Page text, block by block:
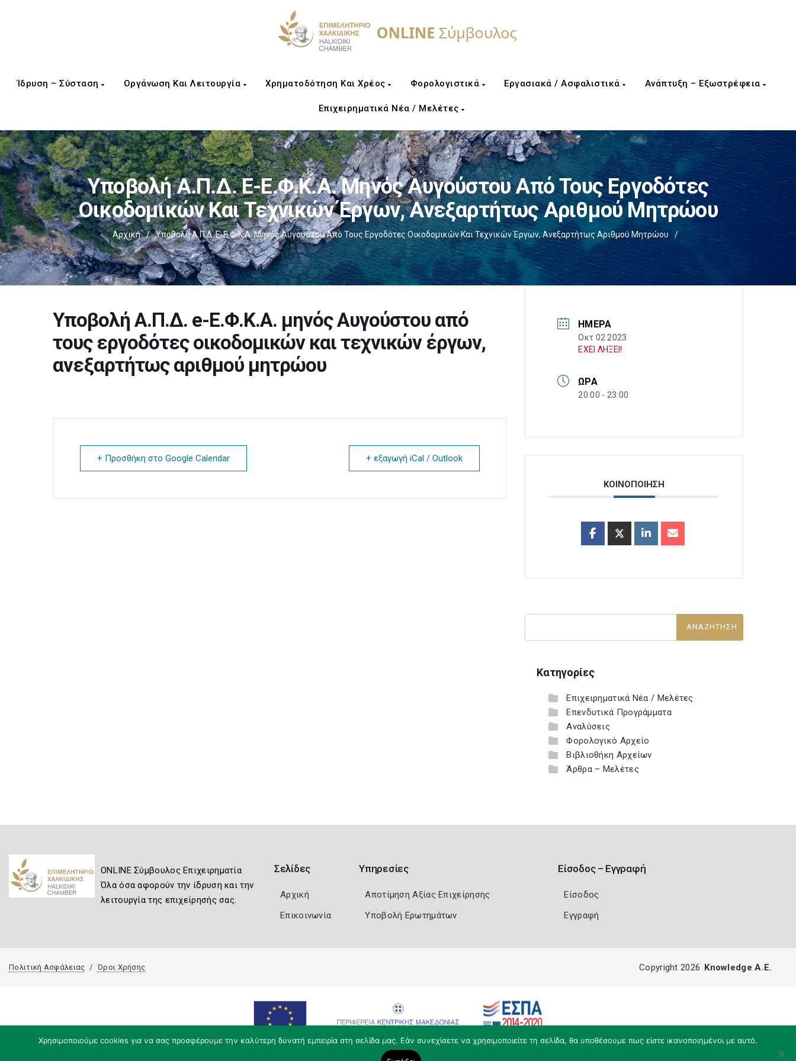
Ίδρυση – Σύσταση Οργάνωση Και Λειτουργία Χρηματοδότηση Και Χρέος Φορολογιστικά Εργασιακά / Ασφαλιστικά Ανάπτυξη – Εξωστρέφεια
Επιχειρηματικά Νέα / Μελέτες
Υποβολή Α.Π.Δ. E-Ε.Φ.Κ.Α. Μηνός Αυγούστου Από Τους Εργοδότες
Οικοδομικών Και Τεχνικών Έργων, Ανεξαρτήτως Αριθμού Μητρώου
Αρχική / Υποβολή Α.Π.Δ. E-Ε.Φ.Κ.Α. Μηνός Αυγούστου Από Τους Εργοδότες Οικοδομικών Και Τεχνικών Έργων, Ανεξαρτήτως Αριθμού Μητρώου /
Υποβολή Α.Π.Δ. e-Ε.Φ.Κ.Α. μηνός Αυγούστου από
τους εργοδότες οικοδομικών και τεχνικών έργων,
ανεξαρτήτως αριθμού μητρώου
+ Προσθήκη στο Google Calendar + εξαγωγή iCal / Outlook
ΗΜΈΡΑ
Οκτ 02 2023
ΕΧΕΙ ΛΗΞΕΙ!
ΏΡΑ
20:00 - 23:00
ΚΟΙΝΟΠΟΙΗΣΗ
Κατηγορίες
Επιχειρηματικά Νέα / Μελέτες
Επενδυτικά Προγράμματα
Αναλύσεις
Φορολογικό Αρχείο
Βιβλιοθήκη Αρχείων
Άρθρα – Μελέτες
ONLINE Σύμβουλος Επιχειρηματία
Όλα όσα αφορούν την ίδρυση και την
λειτουργία της επιχείρησής σας.
Σελίδες
Αρχική
Επικοινωνία
Υπηρεσίες
Αποτίμηση Αξίας Επιχείρησης
Υποβολή Ερωτημάτων
Είσοδος – Εγγραφή
Είσοδος
Εγγραφή
Πολιτική Ασφάλειας Όροι Χρήσης
Χρησιμοποιούμε cookies για να σας προσφέρουμε την καλύτερη δυνατή εμπειρία στη σελίδα μας. Εάν συνεχίσετε να χρησιμοποιείτε τη σελίδα, θα υποθέσουμε πως είστε ικανοποιημένοι με αυτό.
Copyright 2026 Knowledge A.E.